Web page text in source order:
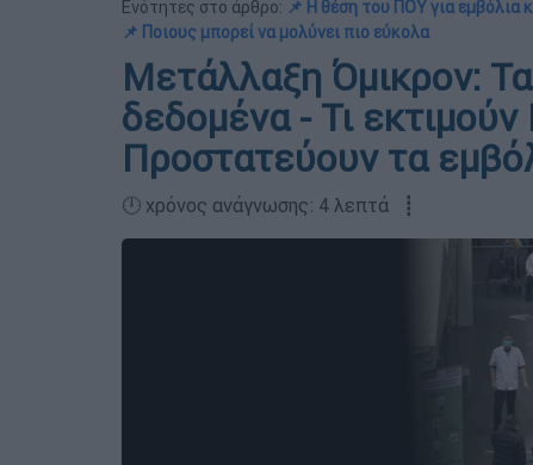
Ενότητες στο άρθρο: 📌 Η θέση του ΠΟΥ για εμβόλια
📌 Ποιους μπορεί να μολύνει πιο εύκολα
Μετάλλαξη Όμικρον:
δεδομένα - Τι
Προστατεύουν τα
🕛 χρόνος ανάγνωσης: 4 λεπτά ┋